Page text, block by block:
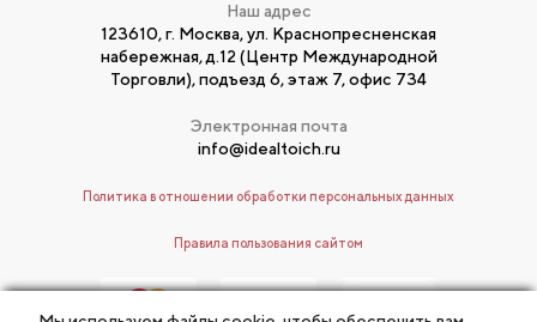
Наш адрес
123610, г. Москва, ул. Краснопресненская
набережная, д.12 (Центр Международной
Торговли), подъезд 6, этаж 7, офис 734
Электронная почта
info@idealtoich.ru
Политика в отношении обработки персональных данных
Правила пользования сайтом